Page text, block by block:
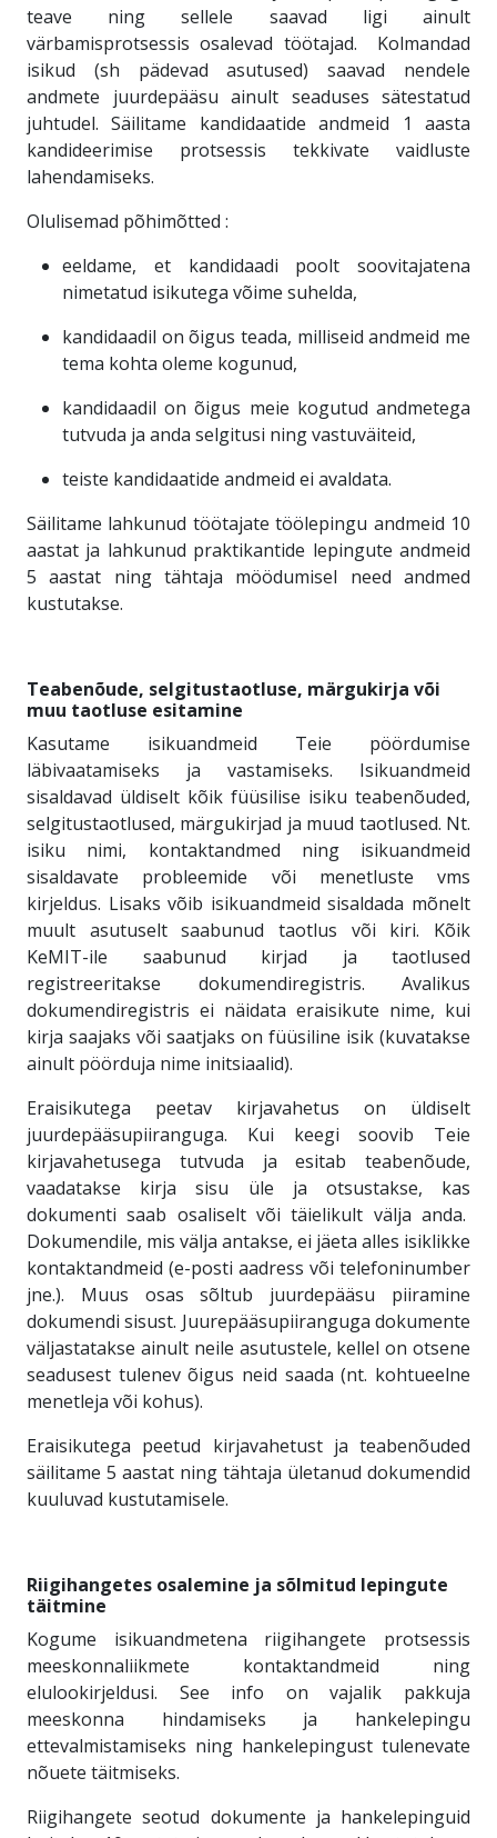
teave ning sellele saavad ligi ainult
värbamisprotsessis osalevad töötajad.
Kolmandad
isikud (sh pädevad asutused) saavad nendele
andmete juurdepääsu ainult seaduses sätestatud
juhtudel. Säilitame kandidaatide andmeid 1 aasta
kandideerimise protsessis tekkivate vaidluste
lahendamiseks.
Olulisemad põhimõtted :
eeldame, et kandidaadi poolt soovitajatena
nimetatud isikutega võime suhelda,
kandidaadil on õigus teada, milliseid andmeid me
tema kohta oleme kogunud,
kandidaadil on õigus meie kogutud andmetega
tutvuda ja anda selgitusi ning vastuväiteid,
teiste kandidaatide andmeid ei avaldata.
Säilitame lahkunud töötajate töölepingu andmeid 10
aastat ja lahkunud praktikantide lepingute andmeid
5 aastat ning tähtaja möödumisel need andmed
kustutakse.
Teabenõude, selgitustaotluse, märgukirja või
muu taotluse esitamine
Kasutame isikuandmeid Teie pöördumise
läbivaatamiseks ja vastamiseks. Isikuandmeid
sisaldavad üldiselt kõik füüsilise isiku teabenõuded,
selgitustaotlused, märgukirjad ja muud taotlused. Nt.
isiku nimi, kontaktandmed ning isikuandmeid
sisaldavate probleemide või menetluste vms
kirjeldus. Lisaks võib isikuandmeid sisaldada mõnelt
muult asutuselt saabunud taotlus või kiri. Kõik
KeMIT-ile saabunud kirjad ja taotlused
registreeritakse dokumendiregistris. Avalikus
dokumendiregistris ei näidata eraisikute nime, kui
kirja saajaks või saatjaks on füüsiline isik (kuvatakse
ainult pöörduja nime initsiaalid).
Eraisikutega peetav kirjavahetus on üldiselt
juurdepääsupiiranguga. Kui keegi soovib Teie
kirjavahetusega tutvuda ja esitab teabenõude,
vaadatakse kirja sisu üle ja otsustakse, kas
dokumenti saab osaliselt või täielikult välja anda.
Dokumendile, mis välja antakse, ei jäeta alles isiklikke
kontaktandmeid (e-posti aadress või telefoninumber
jne.). Muus osas sõltub juurdepääsu piiramine
dokumendi sisust. Juurepääsupiiranguga dokumente
väljastatakse ainult neile asutustele, kellel on otsene
seadusest tulenev õigus neid saada (nt. kohtueelne
menetleja või kohus).
Eraisikutega peetud kirjavahetust ja teabenõuded
säilitame 5 aastat ning tähtaja ületanud dokumendid
kuuluvad kustutamisele.
Riigihangetes osalemine ja sõlmitud lepingute
täitmine
Kogume isikuandmetena riigihangete protsessis
meeskonnaliikmete kontaktandmeid ning
elulookirjeldusi. See info on vajalik pakkuja
meeskonna hindamiseks ja hankelepingu
ettevalmistamiseks ning hankelepingust tulenevate
nõuete täitmiseks.
Riigihangete seotud dokumente ja hankelepinguid